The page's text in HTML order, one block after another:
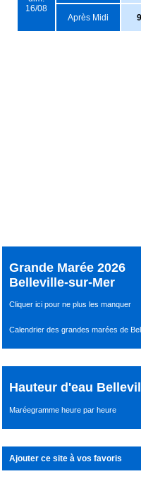
16/08
Après Midi
Grande Marée 2026
Belleville-sur-Mer
Cliquer ici pour ne plus les manquer
Calendrier des grandes marées de
Hauteur d'eau
Maréegramme heure par heure
Ajouter ce site à vos favoris